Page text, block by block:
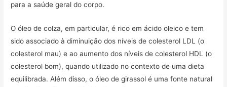
para a saúde geral do corpo.
O óleo de colza, em particular, é rico em ácido oleico e tem
sido associado à diminuição dos níveis de colesterol LDL (o
colesterol mau) e ao aumento dos níveis de colesterol HDL (o
colesterol bom), quando utilizado no contexto de uma dieta
equilibrada. Além disso, o óleo de girassol é uma fonte natural